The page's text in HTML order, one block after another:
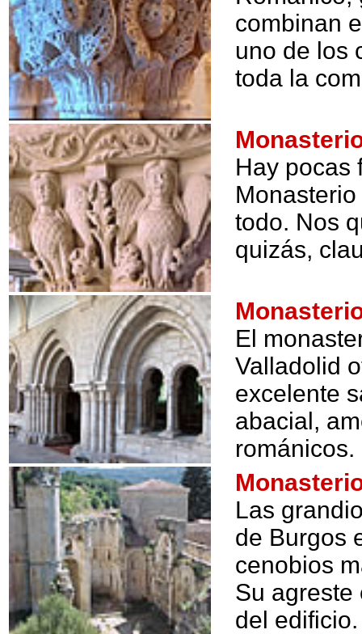
combinan
uno de los
toda la
Hay pocas
todo. Nos
quizás,
El
Valladolid
excelente
abacial,
románicos.
Las
de Burgos
cenobios
Su agreste
del edificio.